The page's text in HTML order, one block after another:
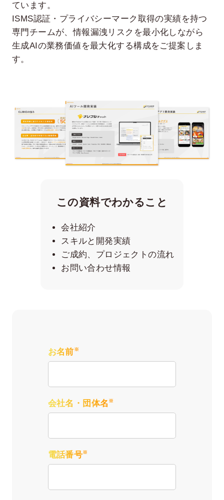
ています。
ISMS認証・プライバシーマーク取得の実績を持つ
専門チームが、情報漏洩リスクを最小化しながら
生成AIの業務価値を最大化する構成をご提案しま
す。
この資料でわかること
会社紹介
スキルと開発実績
ご成約、プロジェクトの流れ
お問い合わせ情報
お名前※
会社名・団体名 ※
電話番号※